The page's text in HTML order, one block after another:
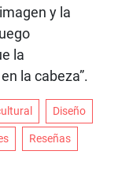
y la
la
la cabeza”.
Diseño
Reseñas